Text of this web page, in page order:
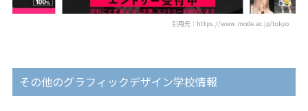
引用元：https://www.mode.ac.jp/tokyo
その他のグラフィックデザイン学校情報